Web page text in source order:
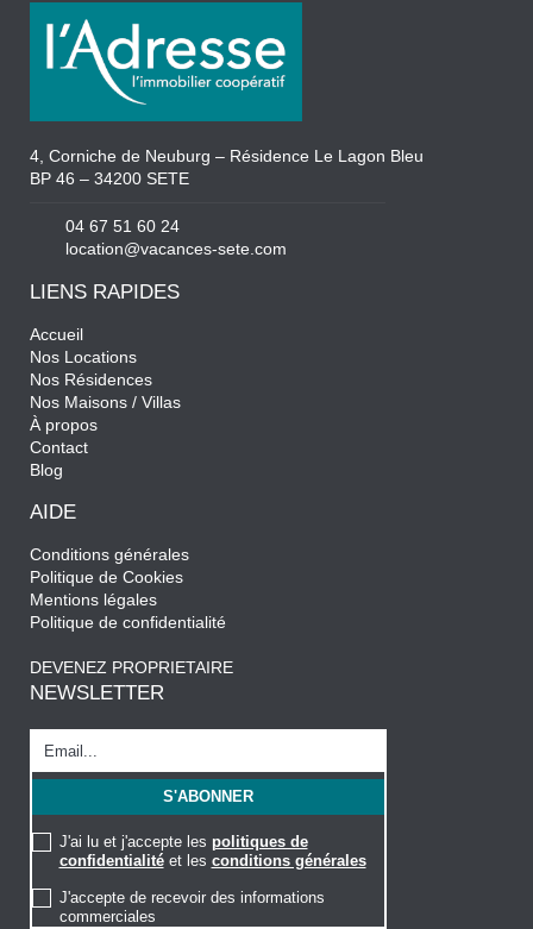
4, Corniche de Neuburg – Résidence Le Lagon Bleu
BP 46 – 34200 SETE
04 67 51 60 24
location@vacances-sete.com
LIENS RAPIDES
Accueil
Nos Locations
Nos Résidences
Nos Maisons / Villas
À propos
Contact
Blog
AIDE
Conditions générales
Politique de Cookies
Mentions légales
Politique de confidentialité
DEVENEZ PROPRIETAIRE
NEWSLETTER
J'ai lu et j'accepte les politiques de
confidentialitéet les conditions générales
J'accepte de recevoir des informations
commerciales